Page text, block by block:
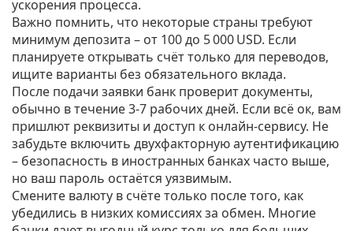
ускорения процесса.
Важно помнить, что некоторые страны требуют
минимум депозита – от 100 до 5 000 USD. Если
планируете открывать счёт только для переводов,
ищите варианты без обязательного вклада.
После подачи заявки банк проверит документы,
обычно в течение 3‑7 рабочих дней. Если всё ок, вам
пришлют реквизиты и доступ к онлайн‑сервису. Не
забудьте включить двухфакторную аутентификацию
– безопасность в иностранных банках часто выше,
но ваш пароль остаётся уязвимым.
Смените валюту в счёте только после того, как
убедились в низких комиссиях за обмен. Многие